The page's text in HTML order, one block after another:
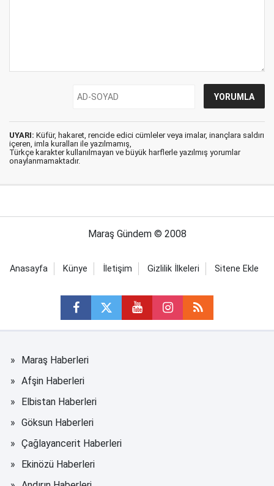
UYARI: Küfür, hakaret, rencide edici cümleler veya imalar, inançlara saldırı
içeren, imla kuralları ile yazılmamış,
Türkçe karakter kullanılmayan ve büyük harflerle yazılmış yorumlar
onaylanmamaktadır.
Maraş Gündem © 2008
Anasayfa Künye İletişim Gizlilik İlkeleri Sitene Ekle
Maraş Haberleri
Afşin Haberleri
Elbistan Haberleri
Göksun Haberleri
Çağlayancerit Haberleri
Ekinözü Haberleri